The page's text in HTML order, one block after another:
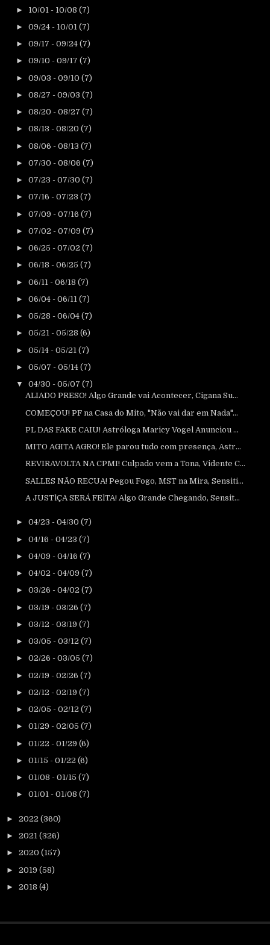
► 10/01 - 10/08 (7)
► 09/24 - 10/01 (7)
► 09/17 - 09/24 (7)
► 09/10 - 09/17 (7)
► 09/03 - 09/10 (7)
► 08/27 - 09/03 (7)
► 08/20 - 08/27 (7)
► 08/13 - 08/20 (7)
► 08/06 - 08/13 (7)
► 07/30 - 08/06 (7)
► 07/23 - 07/30 (7)
► 07/16 - 07/23 (7)
► 07/09 - 07/16 (7)
► 07/02 - 07/09 (7)
► 06/25 - 07/02 (7)
► 06/18 - 06/25 (7)
► 06/11 - 06/18 (7)
► 06/04 - 06/11 (7)
► 05/28 - 06/04 (7)
► 05/21 - 05/28 (6)
► 05/14 - 05/21 (7)
► 05/07 - 05/14 (7)
▼ 04/30 - 05/07 (7)
ALIADO PRESO! Algo Grande vai Acontecer, Cigana Su...
COMEÇOU! PF na Casa do Mito, "Não vai dar em Nada"...
PL DAS FAKE CAIU! Astróloga Maricy Vogel Anunciou ...
MITO AGITA AGRO! Ele parou tudo com presença, Astr...
REVIRAVOLTA NA CPMI! Culpado vem a Tona, Vidente C...
SALLES NÃO RECUA! Pegou Fogo, MST na Mira, Sensiti...
A JUSTlÇA SERÁ FElTA! Algo Grande Chegando, Sensit...
► 04/23 - 04/30 (7)
► 04/16 - 04/23 (7)
► 04/09 - 04/16 (7)
► 04/02 - 04/09 (7)
► 03/26 - 04/02 (7)
► 03/19 - 03/26 (7)
► 03/12 - 03/19 (7)
► 03/05 - 03/12 (7)
► 02/26 - 03/05 (7)
► 02/19 - 02/26 (7)
► 02/12 - 02/19 (7)
► 02/05 - 02/12 (7)
► 01/29 - 02/05 (7)
► 01/22 - 01/29 (6)
► 01/15 - 01/22 (6)
► 01/08 - 01/15 (7)
► 01/01 - 01/08 (7)
► 2022 (360)
► 2021 (326)
► 2020 (157)
► 2019 (58)
► 2018 (4)